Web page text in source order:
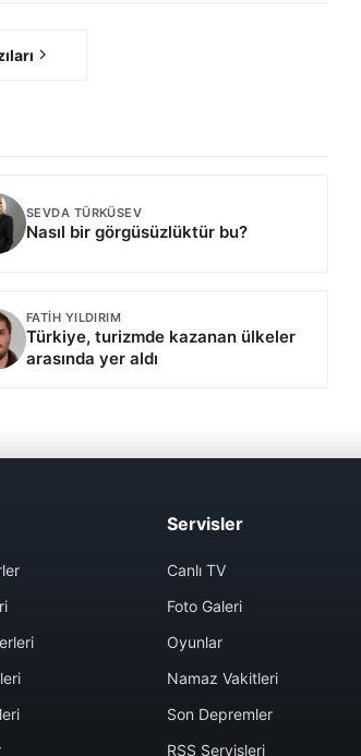
SEVDA TÜRKÜSEV
Nasıl bir görgüsüzlüktür bu?
FATIH YILDIRIM
Türkiye, turizmde kazanan ülkeler
arasında yer aldı
Servisler
Canlı TV
Foto Galeri
Oyunlar
Namaz Vakitleri
Son Depremler
RSS Servisleri